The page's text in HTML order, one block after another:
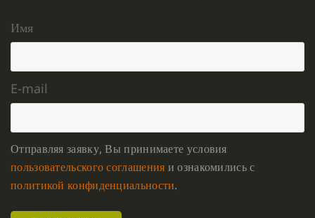
Имя
E-mail
Отправляя заявку, Вы принимаете условия
пользовательского соглашения и ознакомились с
политикой конфиденциальности.